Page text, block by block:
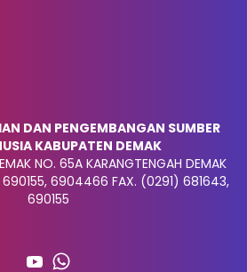
DAN PENGEMBANGAN SUMBER
KABUPATEN DEMAK
NO. 65A KARANGTENGAH DEMAK
6904466 FAX. (0291) 681643,
690155